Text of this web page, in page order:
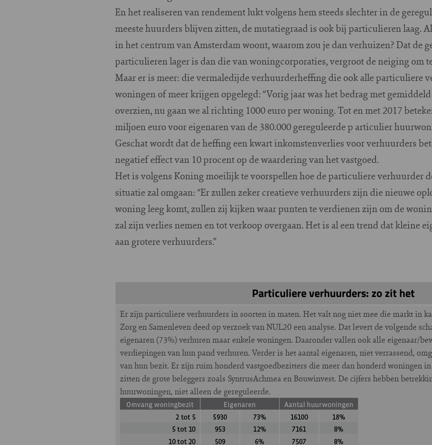
En het realiseren van rendement lukt volgens hem steeds slechter in de
meeste huurders blijven zitten, de mutatiegraad is ook bij particulieren laag.
in het centrum van Amsterdam woont, waarom zou je dan verhuizen? Dat de
particulieren lager is dan die van woningcorporaties, vergroot de neiging om
Maar er is meer: die vermaledijde verhuurderheffing die ook alle particuliere
woningen of meer krijgen opgelegd: “Vorig jaar was het bedrag met
overzien, nu gaan we al richting 1000 euro per woning. Tot en met 2017
miljoen euro voor eigenaren van de 380.000 gereguleerde p articulier
Geschat wordt dat de heffing een kwart inkomstenverlies voor verhuurders
negatief effect van 10 procent op de waardering van het vastgoed.
Het is volgens Koning moeilijk te voorspellen hoe de particuliere verhuurder
situatie zal omgaan: “Er zullen zeker creatieve verhuurders zijn die nieuwe
woning leeg komt, zullen zij kijken waar punten te verdienen zijn om de
zal zijn verlies nemen en tot verkoop overgaan. Het is al een trend dat kleine
aan grotere verhuurders.”
Particuliere verhuurders: zo zit het
Er zijn particuliere verhuurders in soorten in maten. Het valt nog niet mee die markt in
Zorg en Samenleven deed op verzoek van NUL20 een analyse. Dat levert de volgende
eigenaren (73%) verhuren maar enkele woningen. Daaronder vallen ook alle eigenaar/
verdiepingen van hun pand verhuren. Verder is het aantal eigenaren, niet verrassend,
van hun bezit. Er zijn ruim honderd vastgoedbezitters die meer dan honderd woningen
zitten de grote beleggers zoals SyntrusAchmea en Bouwinvest. De cijfers hebben
huurwoningen, niet alleen de gereguleerde.